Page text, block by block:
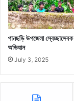
পানছড়ি উপজেলা
অভিযান
July 3, 2025